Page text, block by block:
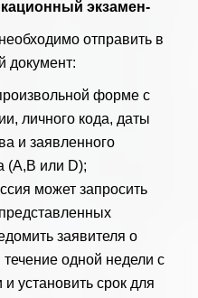
экзамен-
отправить в
документ:
форме с
личного кода, даты
и заявленного
(A,B или D);
может запросить
заявителя о
течение одной недели с
установить срок для